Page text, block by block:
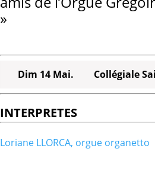
»
Dim 14 Mai. Collégiale
INTERPRETES
Loriane LLORCA, orgue organetto